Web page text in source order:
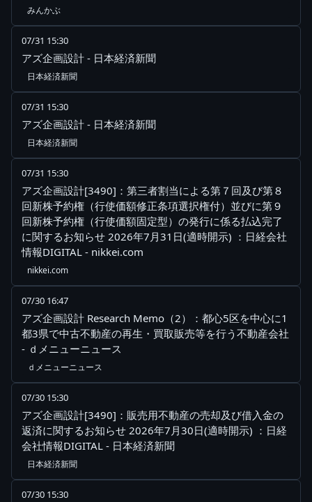
みんかぶ
07/31 15:30
アズ企画設計 - 日本経済新聞
日本経済新聞
07/31 15:30
アズ企画設計 - 日本経済新聞
日本経済新聞
07/31 15:30
アズ企画設計[3490]：第三者割当による第７回及び第８
回新株予約権（行使価額修正条項選択権付）並びに第９
回新株予約権（行使価額固定型）の発行に係る払込完了
に関するお知らせ 2026年7月31日(適時開示) ：日経会社
情報DIGITAL - nikkei.com
nikkei.com
07/30 16:47
アズ企画設計 Research Memo（2）：都心5区を中心に1
都3県で中古不動産の再生・買取販売等を行う不動産会社
- ｄメニューニュース
ｄメニューニュース
07/30 15:30
アズ企画設計[3490]：販売用不動産の売却及び借入金の
返済に関するお知らせ 2026年7月30日(適時開示) ：日経
会社情報DIGITAL - 日本経済新聞
日本経済新聞
07/30 15:30